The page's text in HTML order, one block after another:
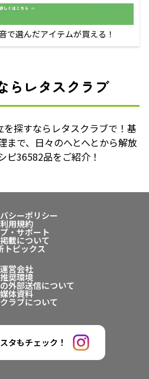
で選んだアイテムが買える！
らレタスクラブ
探すならレタスクラブで！基
まで、日々のへとへとから解放
ピ36582品をご紹介！
シーポリシー
利用規約
・サポート
載について
トピックス
運営会社
推奨環境
外部送信について
媒体資料
ラブについて
タもチェック！